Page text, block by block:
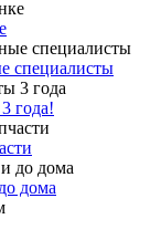
специалисты
года!
дома